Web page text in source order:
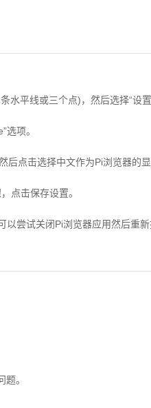
平线或三个点)，然后选择“设置
选项。
后点击选择中文作为Pi浏览器的显
点击保存设置。
尝试关闭Pi浏览器应用然后重新
。